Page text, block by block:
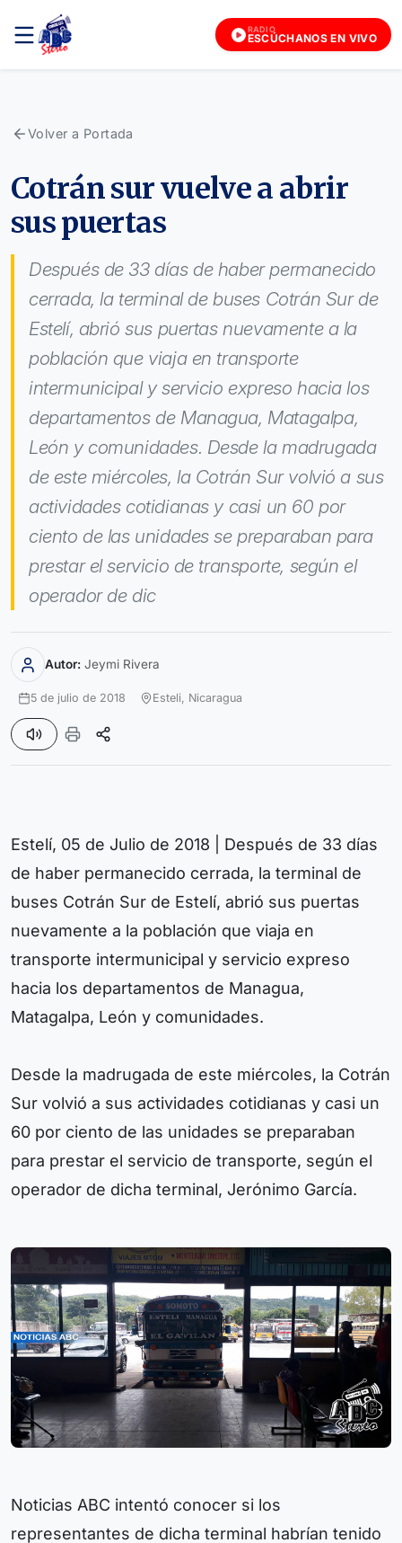
RADIO
ESCÚCHANOS EN VIVO
Volver a Portada
Cotrán sur vuelve a abrir
sus puertas
Después de 33 días de haber permanecido
cerrada, la terminal de buses Cotrán Sur de
Estelí, abrió sus puertas nuevamente a la
población que viaja en transporte
intermunicipal y servicio expreso hacia los
departamentos de Managua, Matagalpa,
León y comunidades. Desde la madrugada
de este miércoles, la Cotrán Sur volvió a sus
actividades cotidianas y casi un 60 por
ciento de las unidades se preparaban para
prestar el servicio de transporte, según el
operador de dic
Autor: Jeymi Rivera
5 de julio de 2018 Esteli, Nicaragua
Estelí, 05 de Julio de 2018 | Después de 33 días
de haber permanecido cerrada, la terminal de
buses Cotrán Sur de Estelí, abrió sus puertas
nuevamente a la población que viaja en
transporte intermunicipal y servicio expreso
hacia los departamentos de Managua,
Matagalpa, León y comunidades.
Desde la madrugada de este miércoles, la Cotrán
Sur volvió a sus actividades cotidianas y casi un
60 por ciento de las unidades se preparaban
para prestar el servicio de transporte, según el
operador de dicha terminal, Jerónimo García.
Noticias ABC intentó conocer si los
representantes de dicha terminal habrían tenido